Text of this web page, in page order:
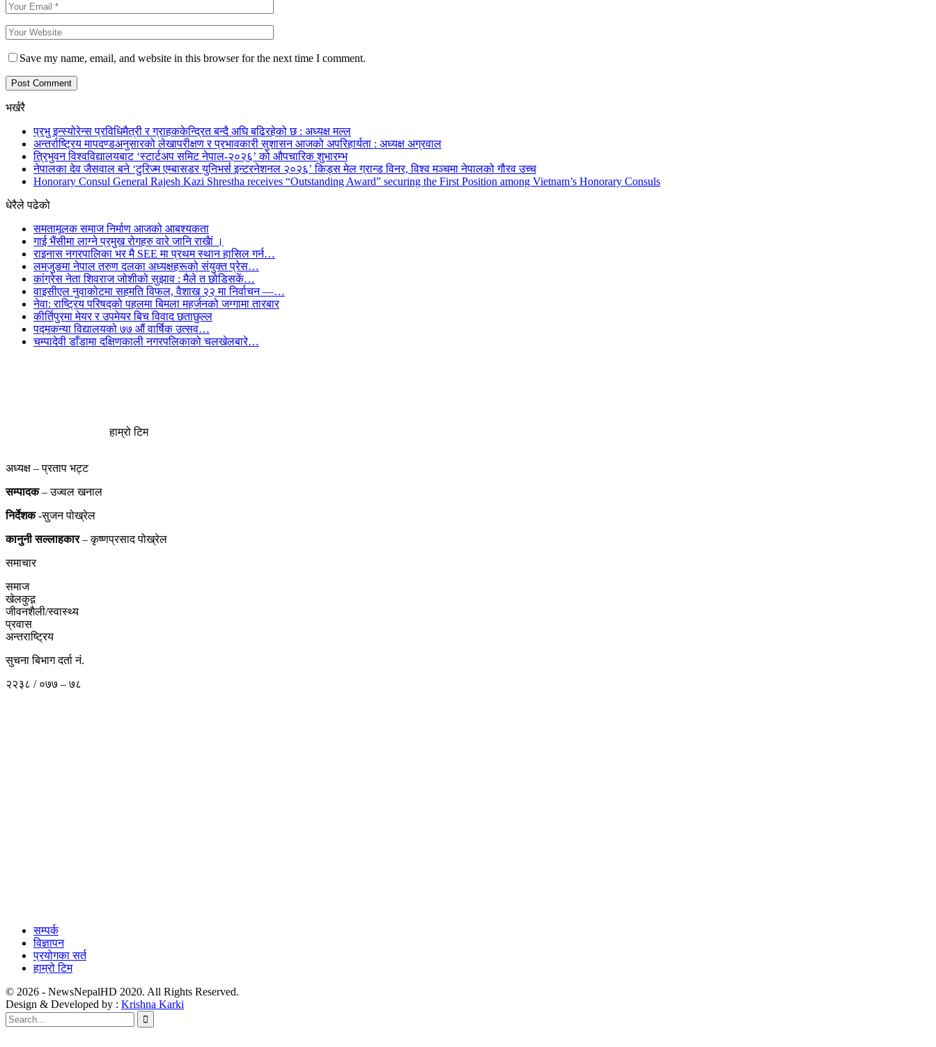
Save my name, email, and website in this browser for the next time I comment.
भर्खरै
प्रभु इन्स्योरेन्स प्रविधिमैत्री र ग्राहककेन्द्रित बन्दै अघि बढिरहेको छ : अध्यक्ष मल्ल
अन्तर्राष्ट्रिय मापदण्डअनुसारको लेखापरीक्षण र प्रभावकारी सुशासन आजको अपरिहार्यता : अध्यक्ष अग्रवाल
त्रिभुवन विश्वविद्यालयबाट ‘स्टार्टअप समिट नेपाल-२०२६’ को औपचारिक शुभारम्भ
नेपालका देव जैसवाल बने ‘टुरिज्म एम्बासडर युनिभर्स इन्टरनेशनल २०२६’ किड्स मेल ग्रान्ड विनर, विश्व मञ्चमा नेपालको गौरव उच्च
Honorary Consul General Rajesh Kazi Shrestha receives “Outstanding Award” securing the First Position among Vietnam’s Honorary Consuls
धेरैले पढेको
समतामूलक समाज निर्माण आजको आबश्यकता
गाई भैंसीमा लाग्ने प्रमुख रोगहरु वारे जानि राखैां ।
राइनास नगरपालिका भर मै SEE मा प्रथम स्थान हासिल गर्न…
लमजुङमा नेपाल तरुण दलका अध्यक्षहरूको संयुक्त प्रेस…
कांग्रेस नेता शिवराज जोशीको सुझाव : मैले त छोडिसकें…
वाइसीएल नुवाकोटमा सहमति विफल, वैशाख २२ मा निर्वाचन —…
नेवा: राष्ट्रिय परिषद्को पहलमा बिमला महर्जनको जग्गामा तारबार
कीर्तिपुरमा मेयर र उपमेयर बिच विवाद छताछुल्ल
पद्मकन्या विद्यालयको ७७ औं ‌‌वार्षिक ‌उत्सव…
चम्पादेवी डाँडामा दक्षिणकाली नगरपलिकाको चलखेलबारे…
हाम्रो टिम
अध्यक्ष – प्रताप भट्ट
सम्पादक– उज्वल खनाल
निर्देशक-सुजन पोख्रेल
कानुनी सल्लाहकार– कृष्णप्रसाद पोख्रेल
समाचार
समाज
खेलकुद़़
जीवनशैली/स्वास्थ्य
प्रवास
अन्तराष्ट्रिय
सुचना बिभाग दर्ता नं.
२२३८ / ०७७ – ७८
सम्पर्क
विज्ञापन
प्रयोगका सर्त
हाम्रो टिम
© 2026 - NewsNepalHD 2020. All Rights Reserved.
Design & Developed by : Krishna Karki